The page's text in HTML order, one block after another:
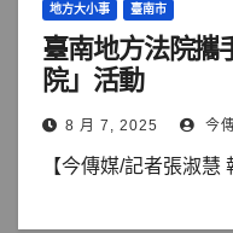
地方大小事 臺南市
臺南地方法院攜
院」活動
8 月 7, 2025 今
【今傳媒/記者張淑慧